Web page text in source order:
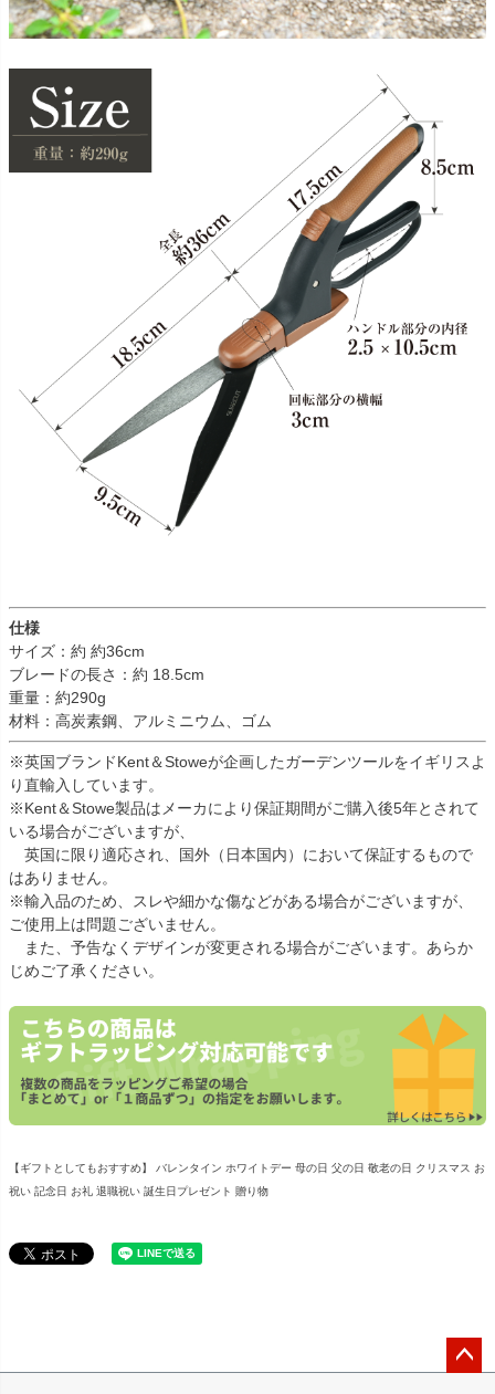
仕様
サイズ：約 約36cm
ブレードの長さ：約 18.5cm
重量：約290g
材料：高炭素鋼、アルミニウム、ゴム
※英国ブランドKent＆Stoweが企画したガーデンツールをイギリスよ
り直輸入しています。
※Kent＆Stowe製品はメーカにより保証期間がご購入後5年とされて
いる場合がございますが、
英国に限り適応され、国外（日本国内）において保証するもので
はありません。
※輸入品のため、スレや細かな傷などがある場合がございますが、
ご使用上は問題ございません。
また、予告なくデザインが変更される場合がございます。あらか
じめご了承ください。
【ギフトとしてもおすすめ】 バレンタイン ホワイトデー 母の日 父の日 敬老の日 クリスマス お
祝い 記念日 お礼 退職祝い 誕生日プレゼント 贈り物